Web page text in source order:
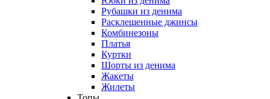
Рубашки из денима
Расклешенные джинсы
Комбинезоны
Платья
Куртки
Шорты из денима
Жакеты
Жилеты